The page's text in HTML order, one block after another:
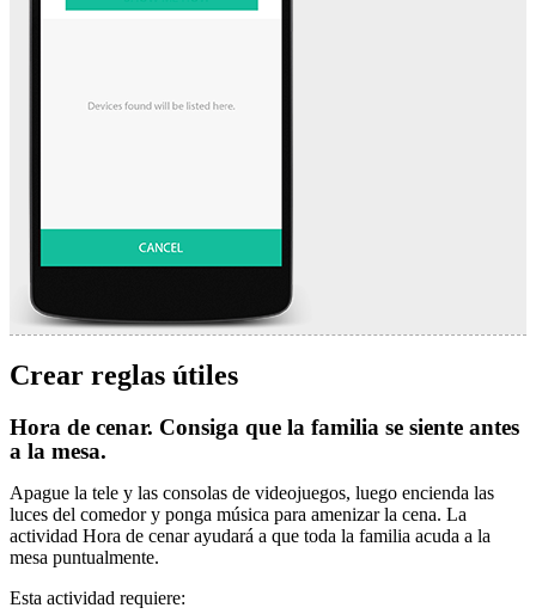
Crear reglas útiles
Hora de cenar. Consiga que la familia se siente antes
a la mesa.
Apague la tele y las consolas de videojuegos, luego encienda las
luces del comedor y ponga música para amenizar la cena. La
actividad Hora de cenar ayudará a que toda la familia acuda a la
mesa puntualmente.
Esta actividad requiere: